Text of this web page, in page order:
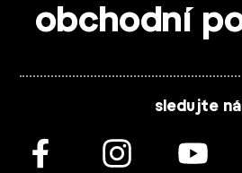
obchodní
sledujte